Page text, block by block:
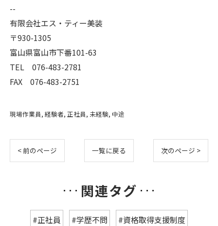
--
有限会社エス・ティー美装
〒930-1305
富山県富山市下番101-63
TEL 076-483-2781
FAX 076-483-2751
現場作業員 経験者 正社員 未経験 中途
< 前のページ 一覧に戻る 次のページ >
関連タグ
#正社員 #学歴不問
#資格取得支援制度